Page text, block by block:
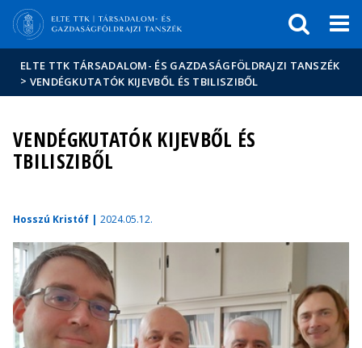
Hírek
Események
ELTE a
sajtóban
ELTE TTK TÁRSADALOM- ÉS GAZDASÁGFÖLDRAJZI TANSZÉK
> VENDÉGKUTATÓK KIJEVBŐL ÉS TBILISZIBŐL
VENDÉGKUTATÓK KIJEVBŐL ÉS
TBILISZIBŐL
Hosszú Kristóf | 2024.05.12.